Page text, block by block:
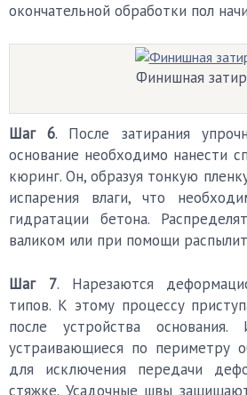
окончательной обработки пол
Финишная
Шаг 6. После затирания
основание необходимо нанести
кюринг. Он, образуя тонкую
испарения влаги, что
гидратации бетона.
валиком или при помощи
Шаг 7. Нарезаются
типов. К этому процессу
после устройства основания.
устраивающиеся по периметру
для исключения передачи
стяжке. Усадочные швы